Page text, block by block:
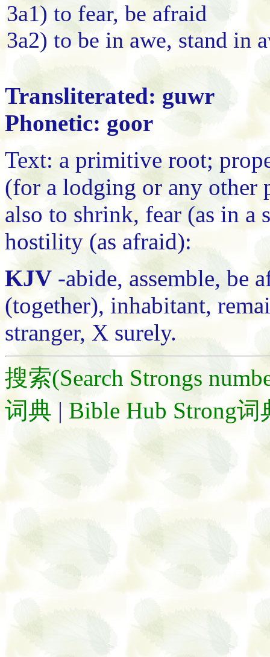
3a1) to fear, be afraid
3a2) to be in awe, stand in
Transliterated: guwr
Phonetic: goor
Text: a primitive root;
(for a lodging or any other
also to shrink, fear (as in a
hostility (as afraid):
KJV -abide, assemble, be
(together), inhabitant,
stranger, X surely.
搜索(Search Strongs
词典 | Bible Hub Strong词